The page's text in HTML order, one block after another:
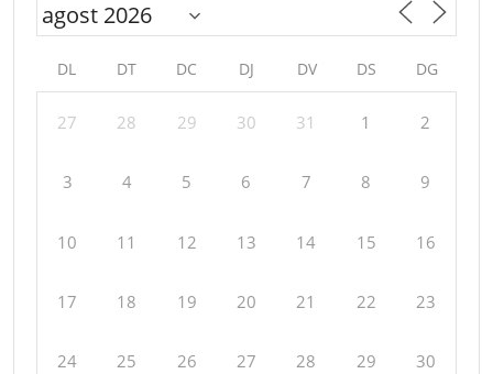
DL DT DC DJ DV DS DG
27 28 29 30 31 1 2
3 4 5 6 7 8 9
10 11 12 13 14 15 16
17 18 19 20 21 22 23
24 25 26 27 28 29 30